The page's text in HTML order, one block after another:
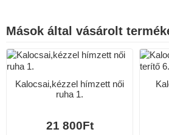
Mások által vásárolt
Kalocsai,kézzel hímzett női
ruha 1.
21 800Ft